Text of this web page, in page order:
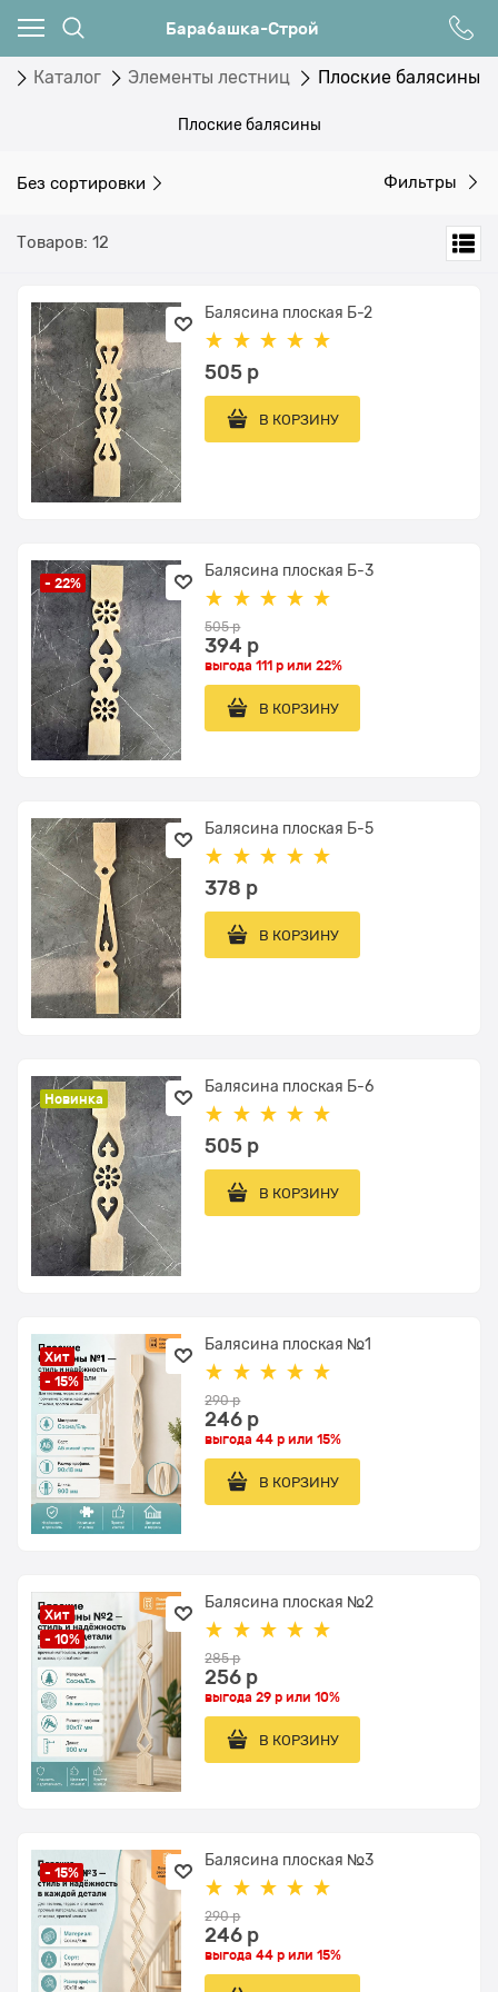
Барабашка-Строй
Каталог Элементы лестниц Плоские балясины
Плоские балясины
Без сортировки Фильтры
Товаров: 12
Балясина плоская Б-2
505 р
В КОРЗИНУ
- 22%
Балясина плоская Б-3
505 р
394 р
выгода111 р или22%
В КОРЗИНУ
Балясина плоская Б-5
378 р
В КОРЗИНУ
Новинка
Балясина плоская Б-6
505 р
В КОРЗИНУ
Хит
- 15%
Балясина плоская №1
290 р
246 р
выгода44 р или15%
В КОРЗИНУ
Хит
- 10%
Балясина плоская №2
285 р
256 р
выгода29 р или10%
В КОРЗИНУ
- 15%
Балясина плоская №3
290 р
246 р
выгода44 р или15%